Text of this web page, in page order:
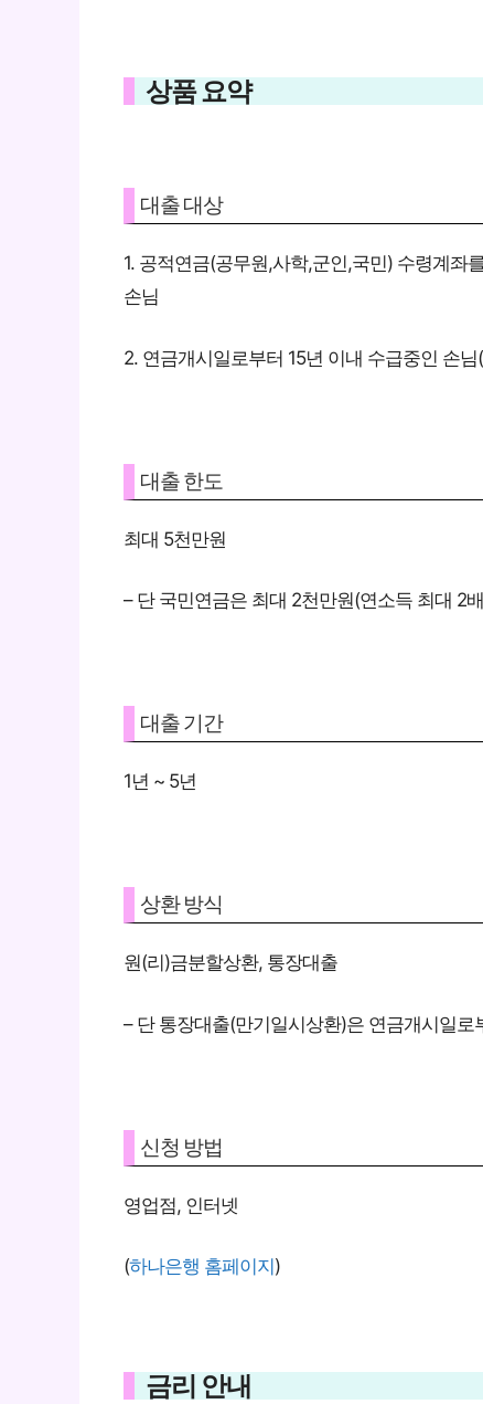
상품 요약
대출 대상
1. 공적연금(공무원,사학,군인,국민) 수령계좌
손님
2. 연금개시일로부터 15년 이내 수급중인 손
대출 한도
최대 5천만원
– 단 국민연금은 최대 2천만원(연소득 최대 2
대출 기간
1년 ~ 5년
상환 방식
원(리)금분할상환, 통장대출
– 단 통장대출(만기일시상환)은 연금개시일로
신청 방법
영업점, 인터넷
(하나은행 홈페이지)
금리 안내